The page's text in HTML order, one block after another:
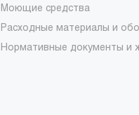
Моющие средства
Расходные материалы и
Нормативные документы и